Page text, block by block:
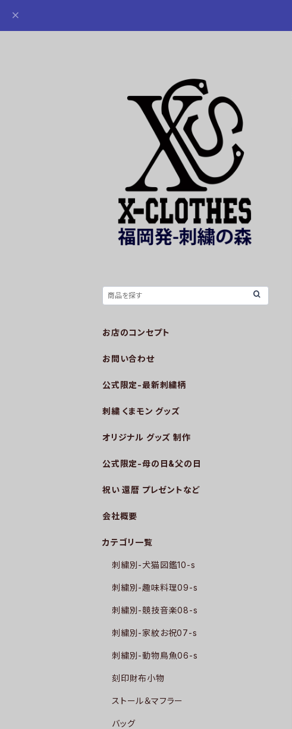
お店のコンセプト
お問い合わせ
公式限定-最新刺繍柄
刺繍 くまモン グッズ
オリジナル グッズ 制作
公式限定-母の日&父の日
祝い 還暦 プレゼントなど
会社概要
カテゴリ一覧
刺繍別-犬猫図鑑10-s
刺繍別-趣味料理09-s
刺繍別-競技音楽08-s
刺繍別-家紋お祝07-s
刺繍別-動物鳥魚06-s
刻印財布小物
ストール＆マフラー
バッグ